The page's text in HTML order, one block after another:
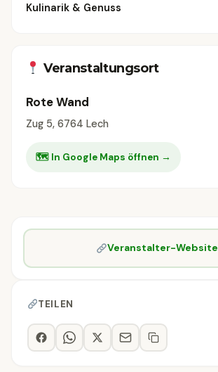
Kulinarik & Genuss
Veranstaltungsort
Rote Wand
Zug 5, 6764 Lech
🗺 In Google Maps öffnen →
Veranstalter-Website
TEILEN